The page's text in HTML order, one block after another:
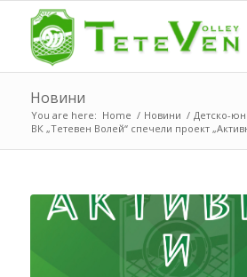
Новини
You are here: Home / Новини / Детско-
ВК „Тетевен Волей“ спечели проект